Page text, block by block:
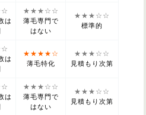
は
★★★☆☆
薄毛専門で
はない
★★★☆☆
標準的
は
★★★★☆
薄毛特化
★★★☆☆
見積もり次第
は
★★★☆☆
薄毛専門で
はない
★★★☆☆
見積もり次第